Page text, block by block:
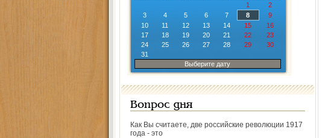
1
2
3
4 5 6 7 8
9
10
11 12 13 14 15
16
17
18 19 20 21 22
23
24
25 26 27 28 29
30
31
Выберите дату
Вопрос дня
Как Вы считаете, две российские революции 1917
года - это